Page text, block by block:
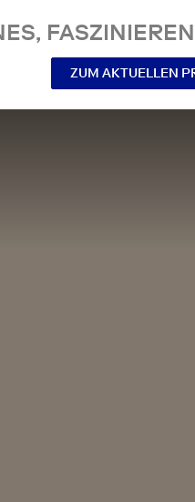
ZUM AKTUELLEN